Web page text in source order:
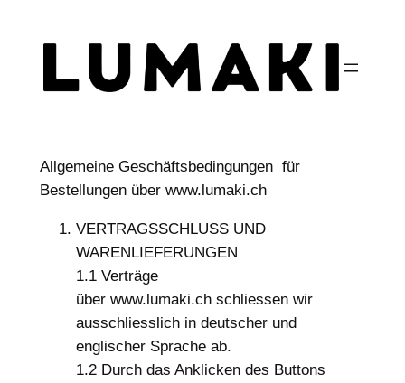
Allgemeine Geschäftsbedingungen für
Bestellungen über www.lumaki.ch
VERTRAGSSCHLUSS UND
WARENLIEFERUNGEN
1.1 Verträge
über www.lumaki.ch schliessen wir
ausschliesslich in deutscher und
englischer Sprache ab.
1.2 Durch das Anklicken des Buttons